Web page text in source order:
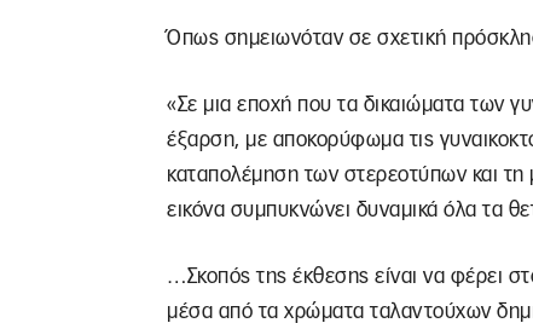
Όπως σημειωνόταν σε σχετική
«Σε μια εποχή που τα δικαιώματα των
έξαρση, με αποκορύφωμα τις
καταπολέμηση των στερεοτύπων και
εικόνα συμπυκνώνει δυναμικά όλα τα
…Σκοπός της έκθεσης είναι να φέρει
μέσα από τα χρώματα ταλαντούχων